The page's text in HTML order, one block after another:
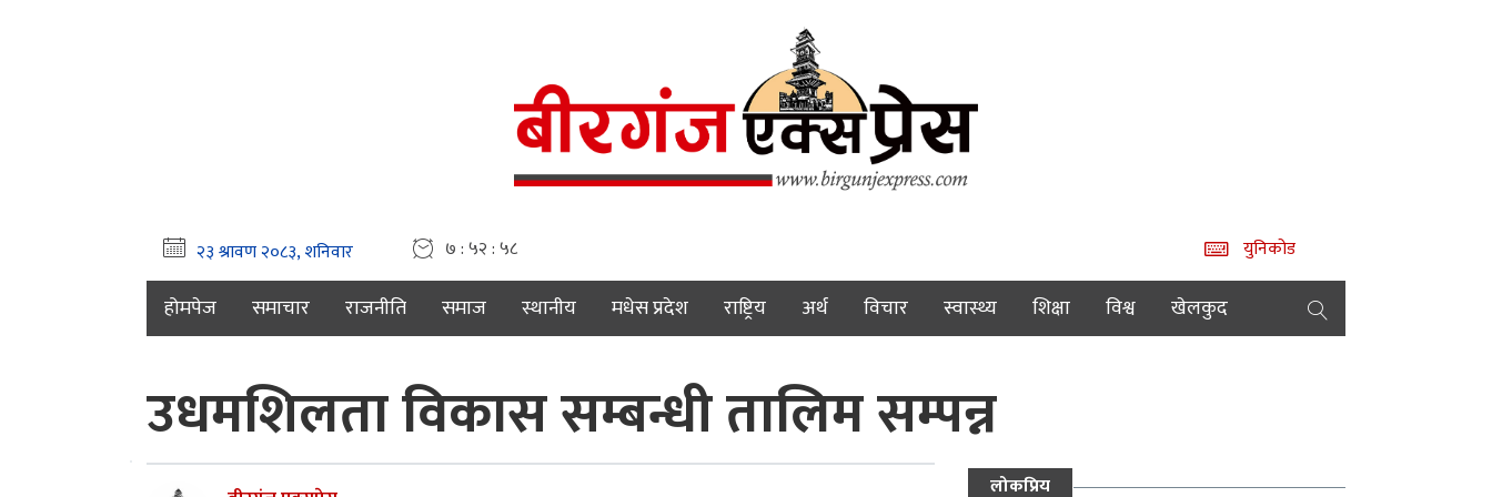
७ : ५२ : ५९ युनिकोड
होमपेज समाचार राजनीति समाज स्थानीय मधेस प्रदेश राष्ट्रिय अर्थ विचार स्वास्थ्य शिक्षा विश्व खेलकुद
उधमशिलता विकास सम्बन्धी तालिम सम्पन्न
लोकप्रिय